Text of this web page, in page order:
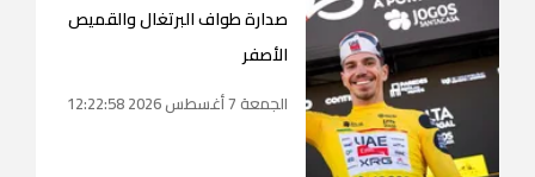
صدارة طواف البرتغال والقميص
الأصفر
الجمعة 7 أغسطس 2026 12:22:58